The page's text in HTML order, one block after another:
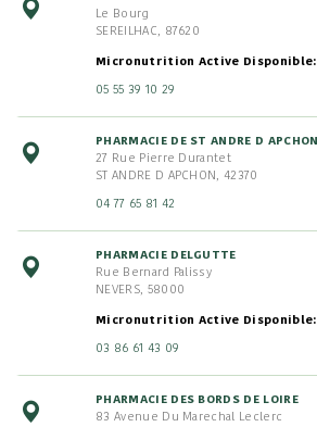
Le Bourg
SEREILHAC, 87620
Micronutrition Active Disponible
05 55 39 10 29
PHARMACIE DE ST ANDRE D APCHON
27 Rue Pierre Durantet
ST ANDRE D APCHON, 42370
04 77 65 81 42
PHARMACIE DELGUTTE
Rue Bernard Palissy
NEVERS, 58000
Micronutrition Active Disponible
03 86 61 43 09
PHARMACIE DES BORDS DE LOIRE
83 Avenue Du Marechal Leclerc